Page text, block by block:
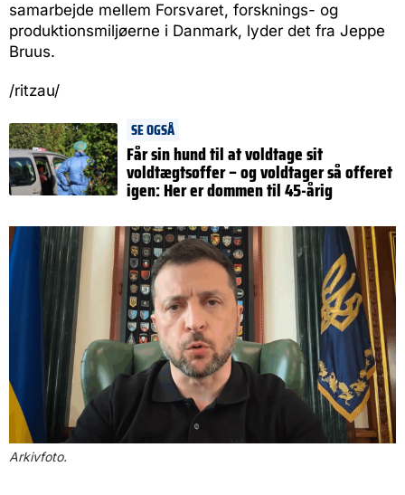
samarbejde mellem Forsvaret, forsknings- og
produktionsmiljøerne i Danmark, lyder det fra Jeppe
Bruus.
/ritzau/
SE OGSÅ
Får sin hund til at voldtage sit
voldtægtsoffer – og voldtager så offeret
igen: Her er dommen til 45-årig
Arkivfoto.